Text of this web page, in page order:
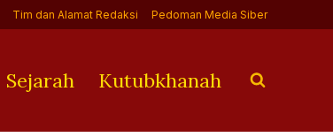
Tim dan Alamat Redaksi Pedoman Media Siber
Sejarah Kutubkhanah